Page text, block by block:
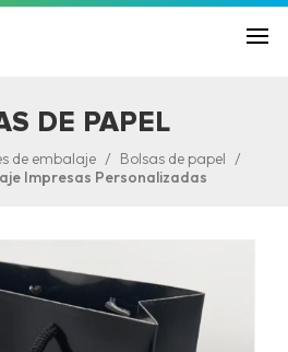
DE PAPEL
de embalaje / Bolsas de papel /
Impresas Personalizadas